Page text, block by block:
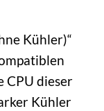
Kühler)“
CPU dieser
Kühler